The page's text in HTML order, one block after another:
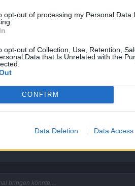
opt-out of processing my Personal Data
opt-out of Collection, Use, Retention,
Data that Is Unrelated with the
CONFIRM
Data Deletion Data Access
skillt kommt ja dieser Kreis.
die Gegner keinen Blitz über dem Kopf.
elektrisiert? Wenn ja sollte das geändert
elektrisiert dieser ( siehe Bild ).
geringen Schaden machen, sehe gerade das
auslöst. der kringel zeigt
bringen könnte